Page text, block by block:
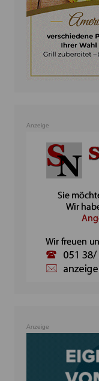
Anzeige
Anzeige